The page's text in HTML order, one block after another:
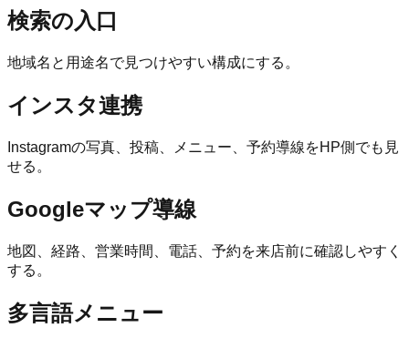
検索の入口
地域名と用途名で見つけやすい構成にする。
インスタ連携
Instagramの写真、投稿、メニュー、予約導線をHP側でも見
せる。
Googleマップ導線
地図、経路、営業時間、電話、予約を来店前に確認しやすく
する。
多言語メニュー